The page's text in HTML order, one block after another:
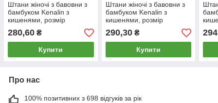
Штани жіночі з бавовни з
бамбуком Kenalin з
кишенями, розмір
3XL/4XL, сині, 507-3W
280,60 ₴
Купити
Штани жіночі з бавовни з
бамбуком Kenalin з
кишенями, розмір
4XL/5XL, сині, 507-3W
290,30₴
Купити
Про нас
100% позитивних з 698 відгуків за рік